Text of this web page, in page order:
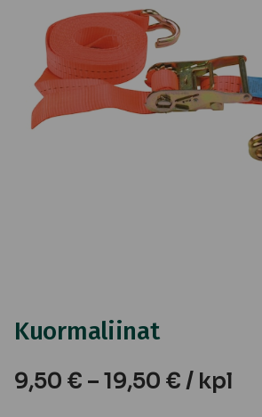
Kuormaliinat
9,50 € – 19,50 € / kpl